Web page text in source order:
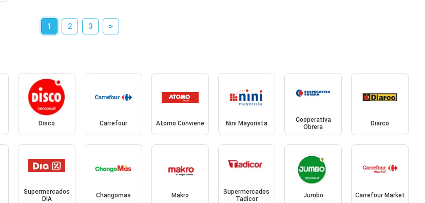
1 2 3 >
Disco Carrefour Atomo Conviene Nini Mayorista
Cooperativa
Obrera
Diarco
Supermercados
DIA
Changomas Makro
Supermercados
Tadicor
Jumbo Carrefour Market